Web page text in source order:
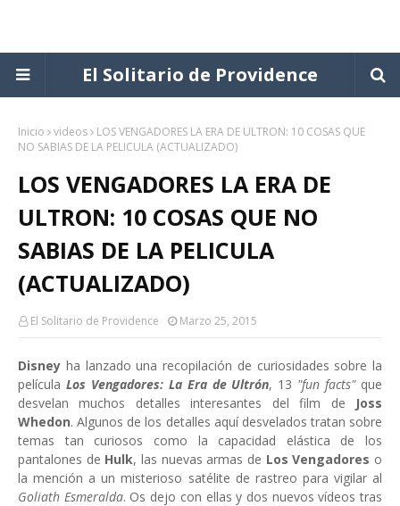
El Solitario de Providence
Inicio videos
LOS VENGADORES LA ERA DE ULTRON: 10 COSAS QUE
NO SABIAS DE LA PELICULA (ACTUALIZADO)
LOS VENGADORES LA ERA DE
ULTRON: 10 COSAS QUE NO
SABIAS DE LA PELICULA
(ACTUALIZADO)
El Solitario de Providence Marzo 25, 2015
Disney ha lanzado una recopilación de curiosidades sobre la
película Los Vengadores: La Era de Ultrón, 13 "fun facts"que
desvelan muchos detalles interesantes del film de
Joss
Whedon. Algunos de los detalles aquí desvelados tratan sobre
temas tan curiosos como la capacidad elástica de los
pantalones de Hulk, las nuevas armas de Los Vengadores o
la mención a un misterioso satélite de rastreo para vigilar al
Goliath Esmeralda. Os dejo con ellas y dos nuevos vídeos tras